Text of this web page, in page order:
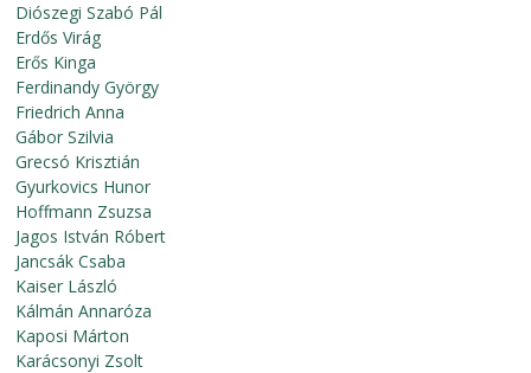
Diószegi Szabó Pál
Erdős Virág
Erős Kinga
Ferdinandy György
Friedrich Anna
Gábor Szilvia
Grecsó Krisztián
Gyurkovics Hunor
Hoffmann Zsuzsa
Jagos István Róbert
Jancsák Csaba
Kaiser László
Kálmán Annaróza
Kaposi Márton
Karácsonyi Zsolt